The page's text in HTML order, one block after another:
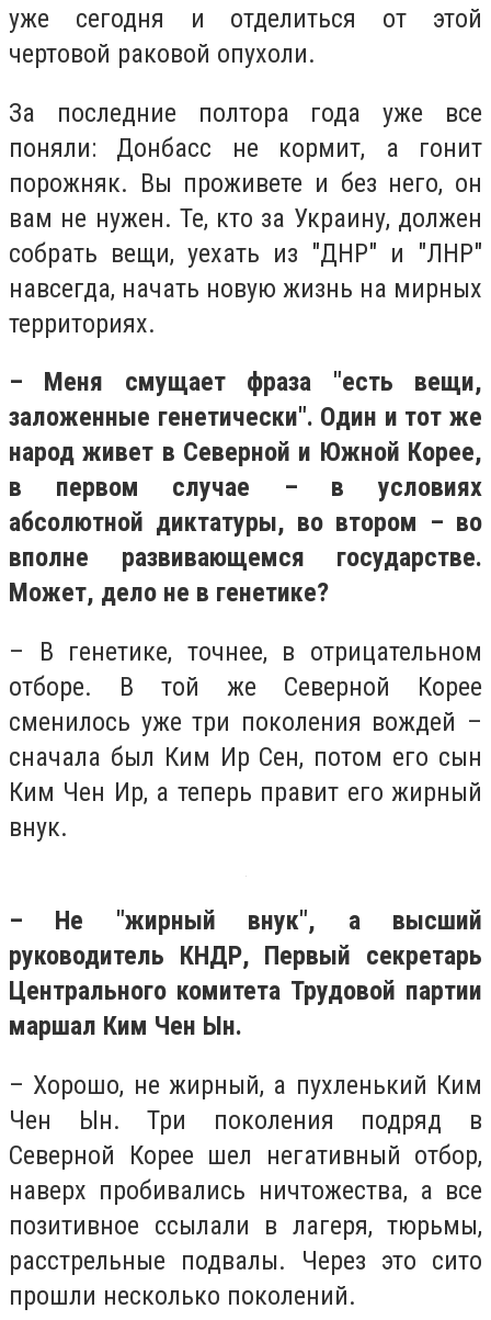
уже сегодня и отделиться от этой
чертовой раковой опухоли.
За последние полтора года уже все
поняли: Донбасс не кормит, а гонит
порожняк. Вы проживете и без него, он
вам не нужен. Те, кто за Украину, должен
собрать вещи, уехать из "ДНР" и "ЛНР"
навсегда, начать новую жизнь на мирных
территориях.
– Меня смущает фраза "есть вещи,
заложенные генетически". Один и тот же
народ живет в Северной и Южной Корее,
в первом случае – в условиях
абсолютной диктатуры, во втором – во
вполне развивающемся государстве.
Может, дело не в генетике?
– В генетике, точнее, в отрицательном
отборе. В той же Северной Корее
сменилось уже три поколения вождей –
сначала был Ким Ир Сен, потом его сын
Ким Чен Ир, а теперь правит его жирный
внук.
– Не "жирный внук", а высший
руководитель КНДР, Первый секретарь
Центрального комитета Трудовой партии
маршал Ким Чен Ын.
– Хорошо, не жирный, а пухленький Ким
Чен Ын. Три поколения подряд в
Северной Корее шел негативный отбор,
наверх пробивались ничтожества, а все
позитивное ссылали в лагеря, тюрьмы,
расстрельные подвалы. Через это сито
прошли несколько поколений.